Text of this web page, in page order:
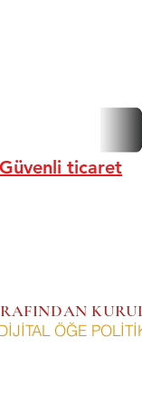
Güvenli ticaret
ÖĞE